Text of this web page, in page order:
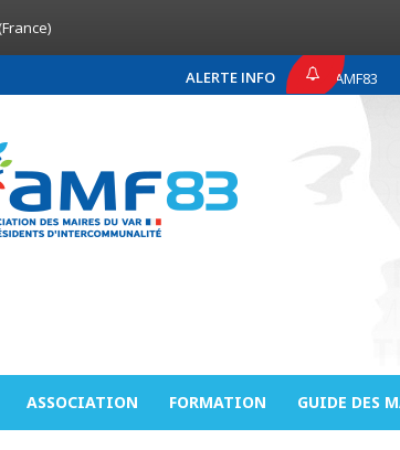
ALERTE INFO
COMMUNIQUÉ DE PRESSE AMF83
ASSOCIATION FORMATION GUIDE DES